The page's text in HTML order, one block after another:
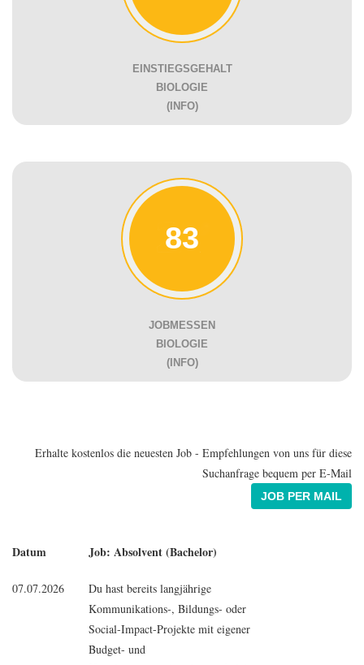
EINSTIEGSGEHALT
BIOLOGIE
(INFO)
83
JOBMESSEN
BIOLOGIE
(INFO)
Erhalte kostenlos die neuesten Job - Empfehlungen von uns für diese
Suchanfrage bequem per E-Mail
JOB PER MAIL
Datum Job: Absolvent (Bachelor)
07.07.2026
Du hast bereits langjährige
Kommunikations-, Bildungs- oder
Social-Impact-Projekte mit eigener
Budget- und